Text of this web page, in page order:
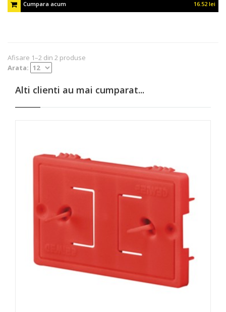
Cumpara acum 16.52 lei
Afisare 1–2 din 2 produse
Arata:
Alti clienti au mai cumparat...